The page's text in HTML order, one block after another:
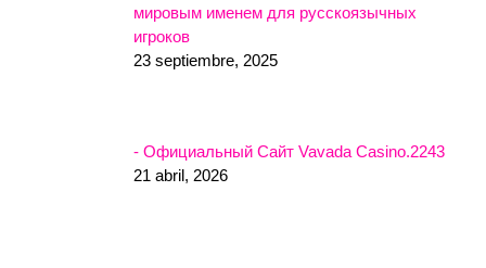
мировым именем для русскоязычных
игроков
23 septiembre, 2025
- Официальный Сайт Vavada Casino.2243
21 abril, 2026